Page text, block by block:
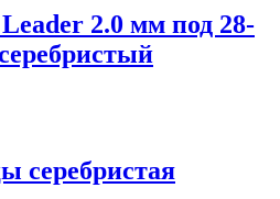
2.0 мм под 28-
серебристая